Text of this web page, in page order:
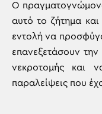
Ο
αυτό το ζήτημα και
εντολή να
επανεξετάσουν την
νεκροτομής και
παραλείψεις που